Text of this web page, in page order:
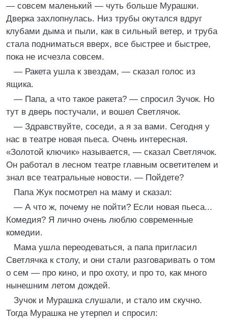
— совсем маленький — чуть больше Мурашки.
Дверка захлопнулась. Низ трубы окутался вдруг
клубами дыма и пыли, как в сильный ветер, и труба
стала подниматься вверх, все быстрее и быстрее,
пока не исчезла совсем.
— Ракета ушла к звездам, — сказал голос из
ящика.
— Папа, а что такое ракета? — спросил Зучок. Но
тут в дверь постучали, и вошел Светлячок.
— Здравствуйте, соседи, а я за вами. Сегодня у
нас в театре новая пьеса. Очень интересная.
«Золотой ключик» называется, — сказал Светлячок.
Он работал в лесном театре главным осветителем и
знал все театральные новости. — Пойдете?
Папа Жук посмотрел на маму и сказал:
— А что ж, почему не пойти? Если новая пьеса...
Комедия? Я лично очень люблю современные
комедии.
Мама ушла переодеваться, а папа пригласил
Светлячка к столу, и они стали разговаривать о том
о сем — про кино, и про охоту, и про то, как много
нынешним летом дождей.
Зучок и Мурашка слушали, и стало им скучно.
Тогда Мурашка не утерпел и спросил: